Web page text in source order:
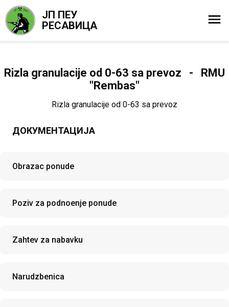
ЈП ПЕУ
РЕСАВИЦА
Rizla granulacije od 0-63 sa prevoz - RMU
"Rembas"
Rizla granulacije od 0-63 sa prevoz
ДОКУМЕНТАЦИЈА
Obrazac ponude
Poziv za podnoenje ponude
Zahtev za nabavku
Narudzbenica